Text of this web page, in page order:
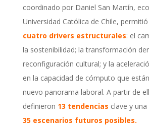
coordinado por Daniel San Martín,
Universidad Católica de Chile,
cuatro drivers estructurales: el
la sostenibilidad; la transformación
reconfiguración cultural; y la
en la capacidad de cómputo que
nuevo panorama laboral. A partir de
definieron 13 tendencias clave y
35 escenarios futuros posibles.